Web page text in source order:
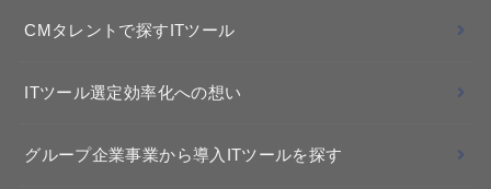
CMタレントで探すITツール
ITツール選定効率化への想い
グループ企業事業から導入ITツールを探す